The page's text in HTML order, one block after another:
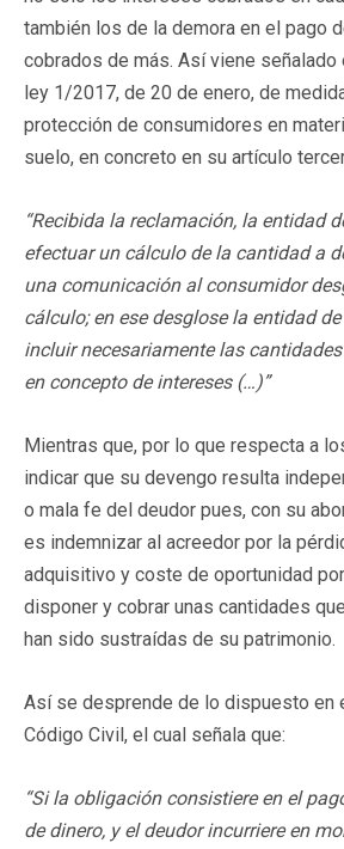
también los de la demora en el pago
cobrados de más. Así viene señalado
ley 1/2017, de 20 de enero, de
protección de consumidores en
suelo, en concreto en su artículo
“Recibida la reclamación, la entidad
efectuar un cálculo de la cantidad a
una comunicación al consumidor
cálculo; en ese desglose la entidad
incluir necesariamente las
en concepto de intereses (…)”
Mientras que, por lo que respecta a
indicar que su devengo resulta
o mala fe del deudor pues, con su
es indemnizar al acreedor por la
adquisitivo y coste de oportunidad
disponer y cobrar unas cantidades
han sido sustraídas de su patrimonio.
Así se desprende de lo dispuesto en
Código Civil, el cual señala que:
“Si la obligación consistiere en el
de dinero, y el deudor incurriere en